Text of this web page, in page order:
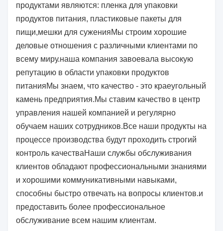
продуктами являются: пленка для упаковки
продуктов питания, пластиковые пакеты для
пищи,мешки для суженияМы строим хорошие
деловые отношения с различными клиентами по
всему миру.наша компания завоевала высокую
репутацию в области упаковки продуктов
питанияМы знаем, что качество - это краеугольный
камень предприятия.Мы ставим качество в центр
управления нашей компанией и регулярно
обучаем наших сотрудников.Все наши продукты на
процессе производства будут проходить строгий
контроль качестваНаши службы обслуживания
клиентов обладают профессиональными знаниями
и хорошими коммуникативными навыками,
способны быстро отвечать на вопросы клиентов.и
предоставить более профессиональное
обслуживание всем нашим клиентам.